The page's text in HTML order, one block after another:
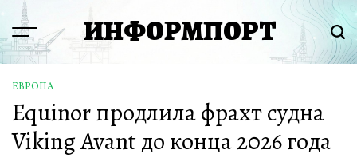
Перейти
содержимому
Menu ИНФОРМПОРТ
ОПУБЛИКОВАНО
В
ЕВРОПА
Equinor продлила фрахт судна
Viking Avant до конца 2026 года